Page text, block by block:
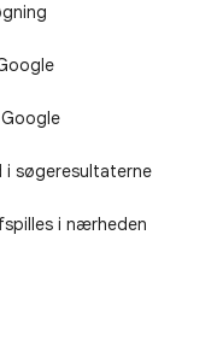
søgeresultaterne
i nærheden